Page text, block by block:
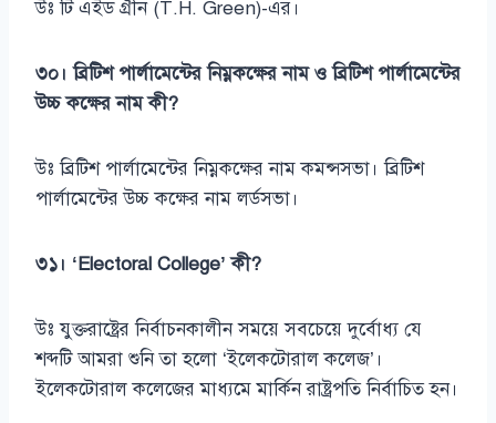
উঃ টি এইড গ্রীন (T.H. Green)-এর।
৩০। ব্রিটিশ পার্লামেন্টের নিম্নকক্ষের নাম ও ব্রিটিশ পার্লামেন্টের
উচ্চ কক্ষের নাম কী?
উঃ ব্রিটিশ পার্লামেন্টের নিম্নকক্ষের নাম কমন্সসভা। ব্রিটিশ
পার্লামেন্টের উচ্চ কক্ষের নাম লর্ডসভা।
৩১। ‘Electoral College’ কী?
উঃ যুক্তরাষ্ট্রের নির্বাচনকালীন সময়ে সবচেয়ে দুর্বোধ্য যে
শব্দটি আমরা শুনি তা হলো ‘ইলেকটোরাল কলেজ’।
ইলেকটোরাল কলেজের মাধ্যমে মার্কিন রাষ্ট্রপতি নির্বাচিত হন।